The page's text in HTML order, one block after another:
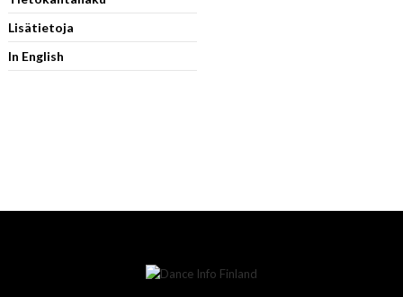
Lisätietoja
In English